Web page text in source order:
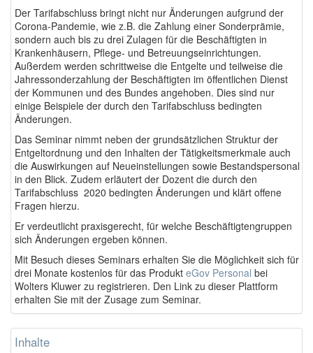
Der Tarifabschluss bringt nicht nur Änderungen aufgrund der
Corona-Pandemie, wie z.B. die Zahlung einer Sonderprämie,
sondern auch bis zu drei Zulagen für die Beschäftigten in
Krankenhäusern, Pflege- und Betreuungseinrichtungen.
Außerdem werden schrittweise die Entgelte und teilweise die
Jahressonderzahlung der Beschäftigten im öffentlichen Dienst
der Kommunen und des Bundes angehoben. Dies sind nur
einige Beispiele der durch den Tarifabschluss bedingten
Änderungen.
Das Seminar nimmt neben der grundsätzlichen Struktur der
Entgeltordnung und den Inhalten der Tätigkeitsmerkmale auch
die Auswirkungen auf Neueinstellungen sowie Bestandspersonal
in den Blick. Zudem erläutert der Dozent die durch den
Tarifabschluss 2020 bedingten Änderungen und klärt offene
Fragen hierzu.
Er verdeutlicht praxisgerecht, für welche Beschäftigtengruppen
sich Änderungen ergeben können.
Mit Besuch dieses Seminars erhalten Sie die Möglichkeit sich für
drei Monate kostenlos für das Produkt eGov Personal bei
Wolters Kluwer zu registrieren. Den Link zu dieser Plattform
erhalten Sie mit der Zusage zum Seminar.
Inhalte